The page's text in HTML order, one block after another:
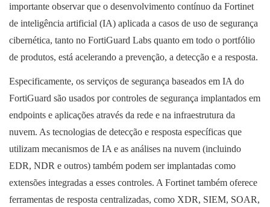
importante observar que o desenvolvimento contínuo da Fortinet
de inteligência artificial (IA) aplicada a casos de uso de segurança
cibernética, tanto no FortiGuard Labs quanto em todo o portfólio
de produtos, está acelerando a prevenção, a detecção e a resposta.
Especificamente, os serviços de segurança baseados em IA do
FortiGuard são usados ​​por controles de segurança implantados em
endpoints e aplicações através da rede e na infraestrutura da
nuvem. As tecnologias de detecção e resposta específicas que
utilizam mecanismos de IA e as análises na nuvem (incluindo
EDR, NDR e outros) também podem ser implantadas como
extensões integradas a esses controles. A Fortinet também oferece
ferramentas de resposta centralizadas, como XDR, SIEM, SOAR,